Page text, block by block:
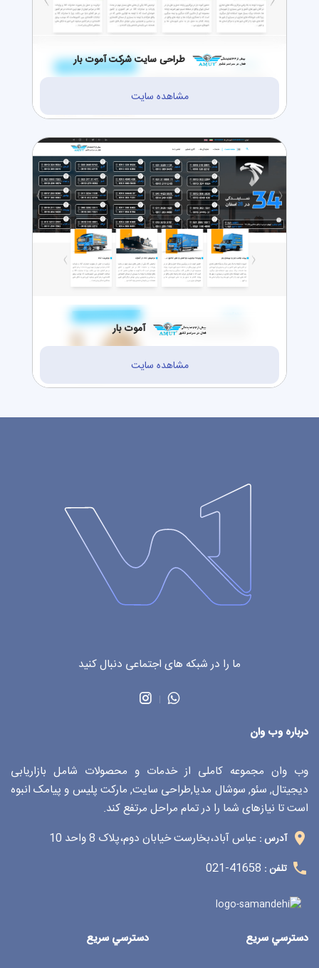
طراحی سایت شرکت آموت بار
مشاهده سایت
آموت بار
مشاهده سایت
درباره وب وان
وب وان مجموعه کاملی از خدمات و محصولات شامل بازاریابی
دیجیتال, سئو, سوشال مدیا,طراحی سایت, مارکت پلیس و پیامک انبوه
است تا نیازهای شما را در تمام مراحل مرتفع کند.
آدرس : عباس آباد،بخارست خیابان دوم،پلاک 8 واحد 10
تلفن : 41658-021
ما را در شبکه های اجتماعی دنبال کنید
دسترسي سريع دسترسي سريع